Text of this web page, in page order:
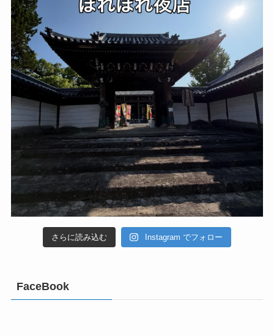
さらに読み込む Instagram でフォロー
FaceBook